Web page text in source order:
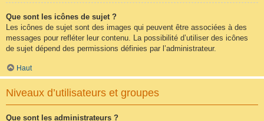
Que sont les icônes de sujet ?
Les icônes de sujet sont des images qui peuvent être associées à des
messages pour refléter leur contenu. La possibilité d’utiliser des icônes
de sujet dépend des permissions définies par l’administrateur.
Haut
Niveaux d’utilisateurs et groupes
Que sont les administrateurs ?